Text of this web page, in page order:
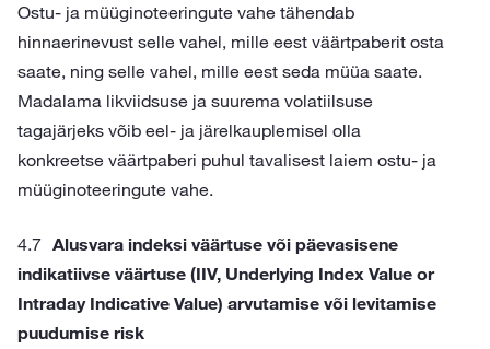
Ostu- ja müüginoteeringute vahe tähendab
hinnaerinevust selle vahel, mille eest väärtpaberit osta
saate, ning selle vahel, mille eest seda müüa saate.
Madalama likviidsuse ja suurema volatiilsuse
tagajärjeks võib eel- ja järelkauplemisel olla
konkreetse väärtpaberi puhul tavalisest laiem ostu- ja
müüginoteeringute vahe.
Alusvara indeksi väärtuse või päevasisene
indikatiivse väärtuse (IIV, Underlying Index Value or
Intraday Indicative Value) arvutamise või levitamise
puudumise risk